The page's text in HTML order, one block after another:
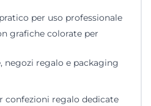
per uso professionale
grafiche colorate per
negozi regalo e packaging
confezioni regalo dedicate